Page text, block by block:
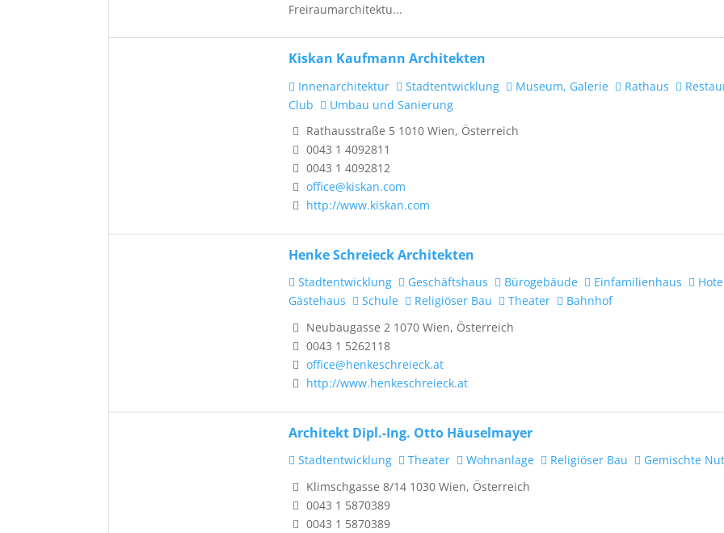
Freiraumarchitektu...
Kiskan Kaufmann Architekten
Innenarchitektur Stadtentwicklung Museum, Galerie Rathaus
Club
Umbau und Sanierung
Rathausstraße 5 1010 Wien, Österreich
0043 1 4092811
0043 1 4092812
office@kiskan.com
http://www.kiskan.com
Henke Schreieck Architekten
Stadtentwicklung Geschäftshaus Bürogebäude Einfamilienhaus
Gästehaus
Schule Religiöser Bau Theater
Bahnhof
Neubaugasse 2 1070 Wien, Österreich
0043 1 5262118
office@henkeschreieck.at
http://www.henkeschreieck.at
Architekt Dipl.-Ing. Otto Häuselmayer
Stadtentwicklung Theater Wohnanlage Religiöser Bau
Gemischte
Klimschgasse 8/14 1030 Wien, Österreich
0043 1 5870389
0043 1 5870389